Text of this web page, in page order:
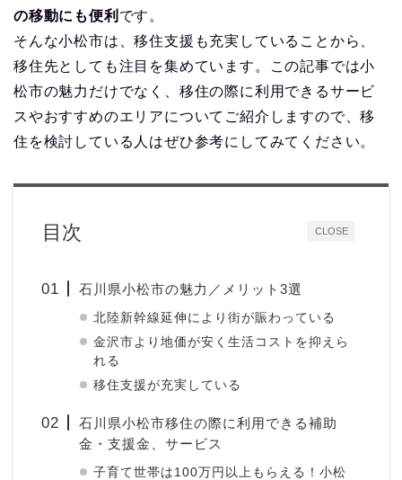
の移動にも便利 です。
そんな小松市は、移住支援も充実していることから、
移住先としても注目を集めています。この記事では小
松市の魅力だけでなく、移住の際に利用できるサービ
スやおすすめのエリアについてご紹介しますので、移
住を検討している人はぜひ参考にしてみてください。
CLOSE
目次
石川県小松市の魅力／メリット3選
北陸新幹線延伸により街が賑わっている
金沢市より地価が安く生活コストを抑えら
れる
移住支援が充実している
石川県小松市移住の際に利用できる補助
金・支援金、サービス
子育て世帯は100万円以上もらえる！小松